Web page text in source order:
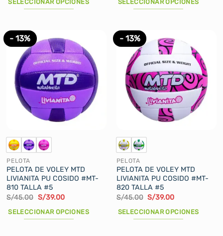
era:
es:
SELECCIONAR OPCIONES
tiene
múltiples
variantes.
Las
opciones
pueden
la
página
de
producto
era:
es:
SELECCIONAR OPCIONES
tiene
múltiples
variantes.
Las
opciones
pueden
la
página
de
producto
- 13%
PELOTA
PELOTA DE VOLEY MTD
LIVIANITA PU COSIDO #MT-
810 TALLA #5
S/45.00 El
original
era:
S/39.00El
actual
es:
SELECCIONAR OPCIONES
- 13%
PELOTA
PELOTA DE VOLEY MTD
LIVIANITA PU COSIDO #MT-
820 TALLA #5
S/45.00 El
original
era:
S/39.00El
actual
es:
SELECCIONAR OPCIONES